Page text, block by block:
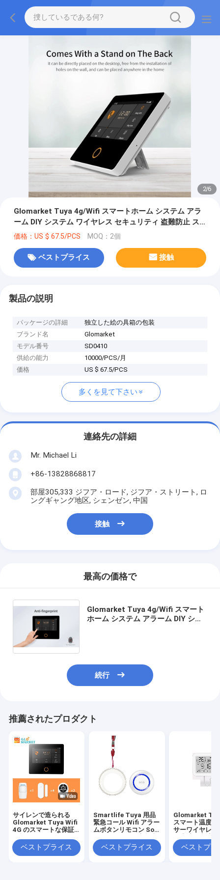
2/6
Glomarket Tuya 4g/Wifi スマートホーム システム アラ
ーム DIY システム ワイヤレス セキュリティ 盗難防止 ス
マート ホーム アラーム システム Alexa
価格：US $ 67.5/PCS MOQ：2個
ベストプライス 接触
製品の説明
パッケージの詳細
独立した絵の具箱の包装
ブランド名
Glomarket
モデル番号
SD0410
供給の能力
10000/PCS/月
価格
US $ 67.5/PCS
多くを見て下さい
連絡先の詳細
Mr. Michael Li
+86-13828868817
部屋305,333 ジフア・ロード, ジフア・ストリート, ロ
ングギャング地区, シェンゼン, 中国
接触
最高の価格で
Glomarket Tuya 4g/Wifi スマート
ホーム システム アラーム DIY シス
続行
推薦されたプロダクト
サイレンで造られる
Glomarket Tuya Wifi
4G のスマートな保証
Alexaベストプライス
Smartlife Tuya 用品
緊急コール Wifi アラー
ムボタンリモコン Sos
用
ベストプライス
Glomarket
スマート温度湿
サーワイヤレス
ベストプラ